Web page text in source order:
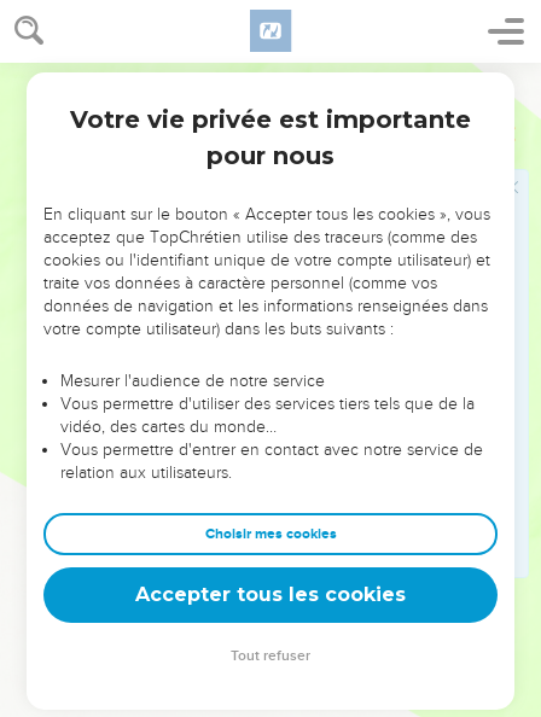
1 Samuel 12
envoya du tonnerre et de la pluie. Tout le peuple éprouva
une grande crainte vis-à-vis de l'Eternel et de Samuel,
et tout le peuple dit à Samuel : « Prie l'Eternel, ton Dieu,
pour nous tes serviteurs, afin que nous ne mourions pas. En
effet, nous avons ajouté à tous nos péchés le tort de
Samuel dit au peuple : « N’ayez pas peur ! Vous avez
certes fait tout ce mal, mais ne vous détournez pas de
l'Eternel et servez-le de tout votre cœur.
Ne vous détournez pas de lui, car cela reviendrait à suivre
des choses sans valeur, qui ne peuvent apporter ni profit ni
consistance.
L'Eternel n'abandonnera pas son peuple, et ce à cause de
son grand nom, car il a décidé de faire de vous son peuple.
23
de prier pour vous ! Au contraire, je vous enseignerai le
chemin bon et droit.
Seulement, craignez l'Eternel et servez-le fidèlement, de
tout votre cœur. Voyez en effet quels actes extraordinaires il
Votre vie privée est importante
pour nous
En cliquant sur le bouton « Accepter tous les cookies », vous
acceptez que TopChrétien utilise des traceurs (comme des
cookies ou l'identifiant unique de votre compte utilisateur) et
traite vos données à caractère personnel (comme vos
données de navigation et les informations renseignées dans
votre compte utilisateur) dans les buts suivants :
Mesurer l'audience de notre service
Vous permettre d'utiliser des services tiers tels que de la
vidéo, des cartes du monde…
Vous permettre d'entrer en contact avec notre service de
relation aux utilisateurs.
Choisir mes cookies
Accepter tous les cookies
Tout refuser